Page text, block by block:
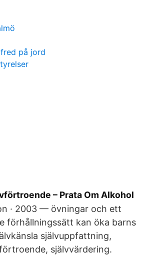
på jord
– Prata Om Alkohol
· 2003 — övningar och ett
förhållningssätt kan öka barns
självuppfattning,
självvärdering.